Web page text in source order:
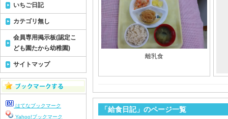
離乳食
「給食日記」のページ一覧
いちご日記
カテゴリ無し
会員専用掲示板(認定こ
ども園たから幼稚園)
サイトマップ
はてなブックマーク
Yahoo!ブックマーク